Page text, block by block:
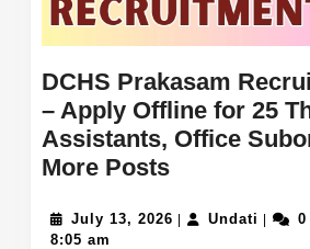
DCHS Prakasam
– Apply Offline for 25
Assistants, Office
More PostsDCHS
Recruitment
July 13, 2026 July
| Undati Undati
| 0
8:05 am